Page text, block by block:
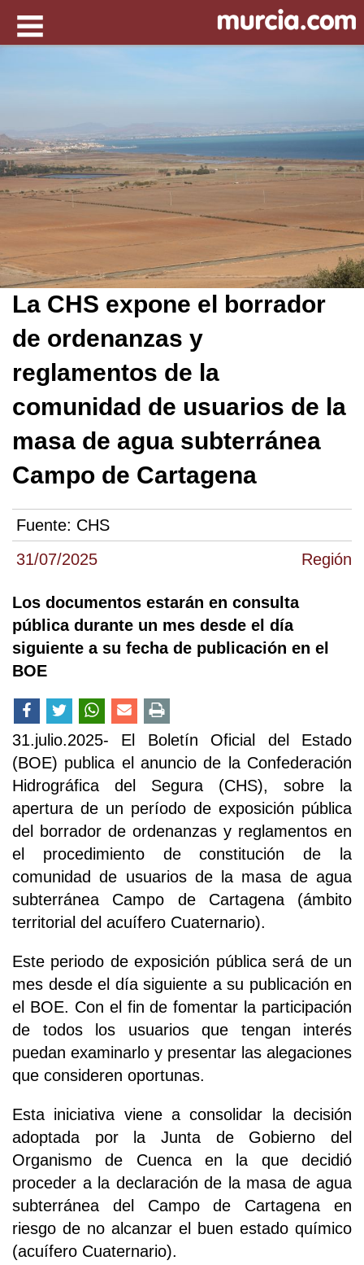
31/07/2025 Región
La CHS expone el borrador
de ordenanzas y
reglamentos de la
comunidad de usuarios de la
masa de agua subterránea
Campo de Cartagena
Fuente: CHS
Los documentos estarán en consulta
pública durante un mes desde el día
siguiente a su fecha de publicación en el
BOE
31.julio.2025- El Boletín Oficial del Estado
(BOE) publica el anuncio de la Confederación
Hidrográfica del Segura (CHS), sobre la
apertura de un período de exposición pública
del borrador de ordenanzas y reglamentos en
el procedimiento de constitución de la
comunidad de usuarios de la masa de agua
subterránea Campo de Cartagena (ámbito
territorial del acuífero Cuaternario).
Este periodo de exposición pública será de un
mes desde el día siguiente a su publicación en
el BOE. Con el fin de fomentar la participación
de todos los usuarios que tengan interés
puedan examinarlo y presentar las alegaciones
que consideren oportunas.
Esta iniciativa viene a consolidar la decisión
adoptada por la Junta de Gobierno del
Organismo de Cuenca en la que decidió
proceder a la declaración de la masa de agua
subterránea del Campo de Cartagena en
riesgo de no alcanzar el buen estado químico
(acuífero Cuaternario).